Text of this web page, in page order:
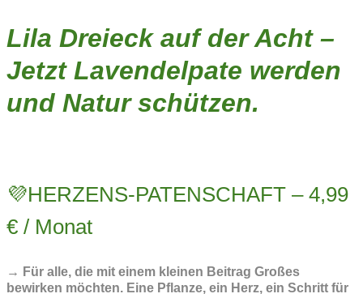
Lila Dreieck auf der Acht –
Jetzt Lavendelpate werden
und Natur schützen.
💜HERZENS-PATENSCHAFT – 4,99
€ / Monat
→ Für alle, die mit einem kleinen Beitrag Großes
bewirken möchten. Eine Pflanze, ein Herz, ein Schritt für